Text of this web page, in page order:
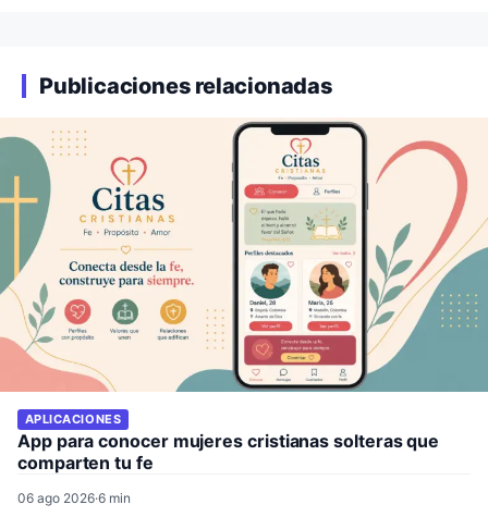
Publicaciones relacionadas
APLICACIONES
App para conocer mujeres cristianas solteras que
comparten tu fe
06 ago 2026·6 min